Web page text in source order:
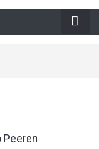
Peeren